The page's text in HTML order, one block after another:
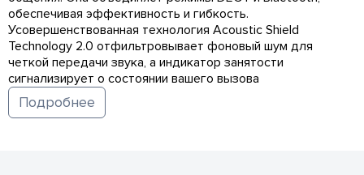
обеспечивая эффективность и гибкость.
Усовершенствованная технология Acoustic Shield
Technology 2.0 отфильтровывает фоновый шум для
четкой передачи звука, а индикатор занятости
сигнализирует о состоянии вашего вызова
Подробнее